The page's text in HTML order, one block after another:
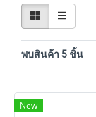
พบสินค้า 5 ชิ้น
New